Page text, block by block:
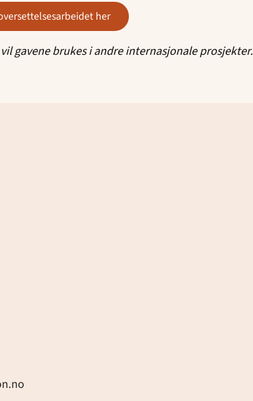
her
gavene brukes i andre internasjonale prosjekter.